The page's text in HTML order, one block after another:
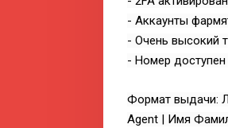
- Аккаунты
- Очень высокий
- Номер доступен
Формат выдачи:
Agent | Имя